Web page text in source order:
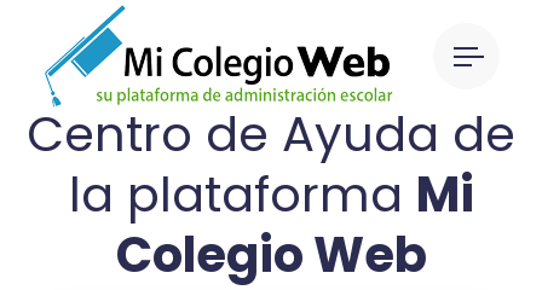
Centro de Ayuda de
la plataforma Mi
Colegio Web